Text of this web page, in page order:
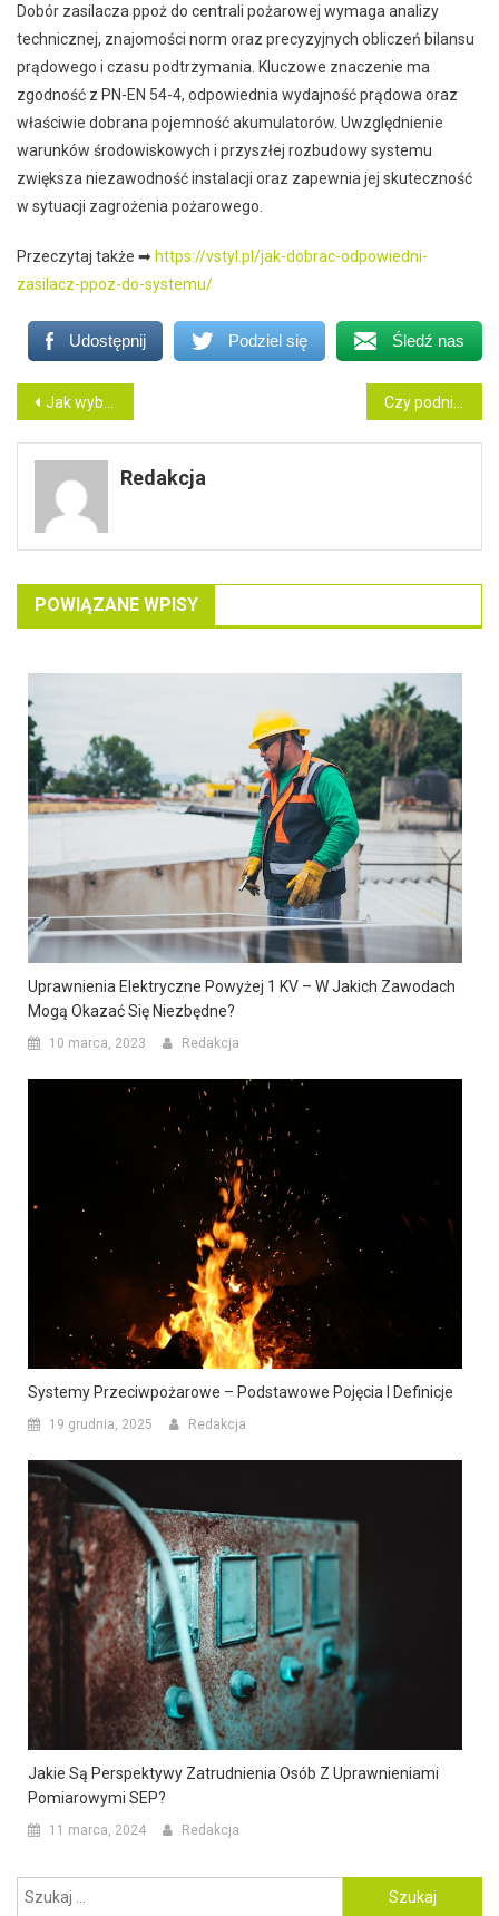
Dobór zasilacza ppoż do centrali pożarowej wymaga analizy
technicznej, znajomości norm oraz precyzyjnych obliczeń bilansu
prądowego i czasu podtrzymania. Kluczowe znaczenie ma
zgodność z PN-EN 54-4, odpowiednia wydajność prądowa oraz
właściwie dobrana pojemność akumulatorów. Uwzględnienie
warunków środowiskowych i przyszłej rozbudowy systemu
zwiększa niezawodność instalacji oraz zapewnia jej skuteczność
w sytuacji zagrożenia pożarowego.
Przeczytaj także ➡https://vstyl.pl/jak-dobrac-odpowiedni-
zasilacz-ppoz-do-systemu/
Udostępnij Podziel się Śledź nas
Nawigacja
wpisu
Jak wybrać skuteczną firmę do windykacji należności?
Redakcja
POWIĄZANE WPISY
Uprawnienia Elektryczne Powyżej 1 KV – W Jakich Zawodach
Mogą Okazać Się Niezbędne?
10 marca, 2023 Redakcja
Systemy Przeciwpożarowe – Podstawowe Pojęcia I Definicje
19 grudnia, 2025 Redakcja
Jakie Są Perspektywy Zatrudnienia Osób Z Uprawnieniami
Pomiarowymi SEP?
11 marca, 2024 Redakcja
Szukaj: